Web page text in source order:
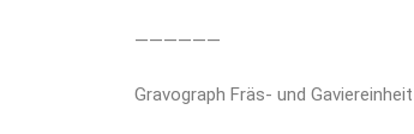
——————
Gravograph Fräs- und